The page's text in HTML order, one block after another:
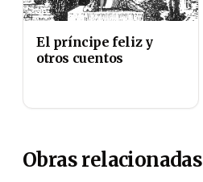
El príncipe feliz y
otros cuentos
Obras relacionadas